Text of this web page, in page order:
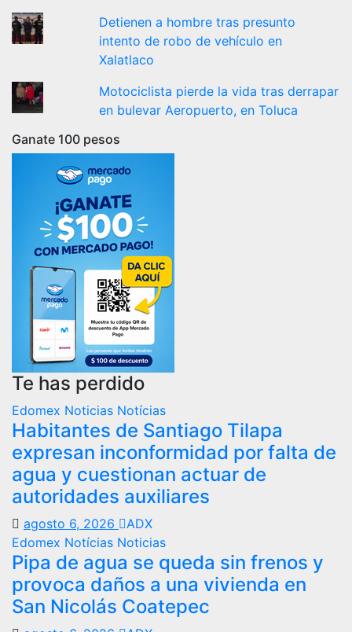
Detienen a hombre tras presunto
intento de robo de vehículo en
Xalatlaco
Motociclista pierde la vida tras derrapar
en bulevar Aeropuerto, en Toluca
Ganate 100 pesos
Te has perdido
Edomex Noticias Notícias
Habitantes de Santiago Tilapa
expresan inconformidad por falta de
agua y cuestionan actuar de
autoridades auxiliares
agosto 6, 2026
ADX
Edomex Notícias Noticias
Pipa de agua se queda sin frenos y
provoca daños a una vivienda en
San Nicolás Coatepec